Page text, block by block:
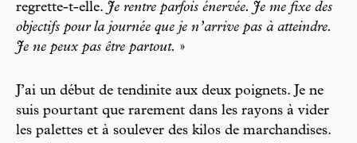
regrette-t-elle. Je rentre parfois énervée. Je me fixe des
objectifs pour la journée que je n’arrive pas à atteindre.
Je ne peux pas être partout. »
J’ai un début de tendinite aux deux poignets. Je ne
suis pourtant que rarement dans les rayons à vider
les palettes et à soulever des kilos de marchandises.